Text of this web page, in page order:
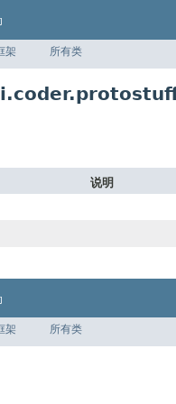
架 所有类
说明
架 所有类